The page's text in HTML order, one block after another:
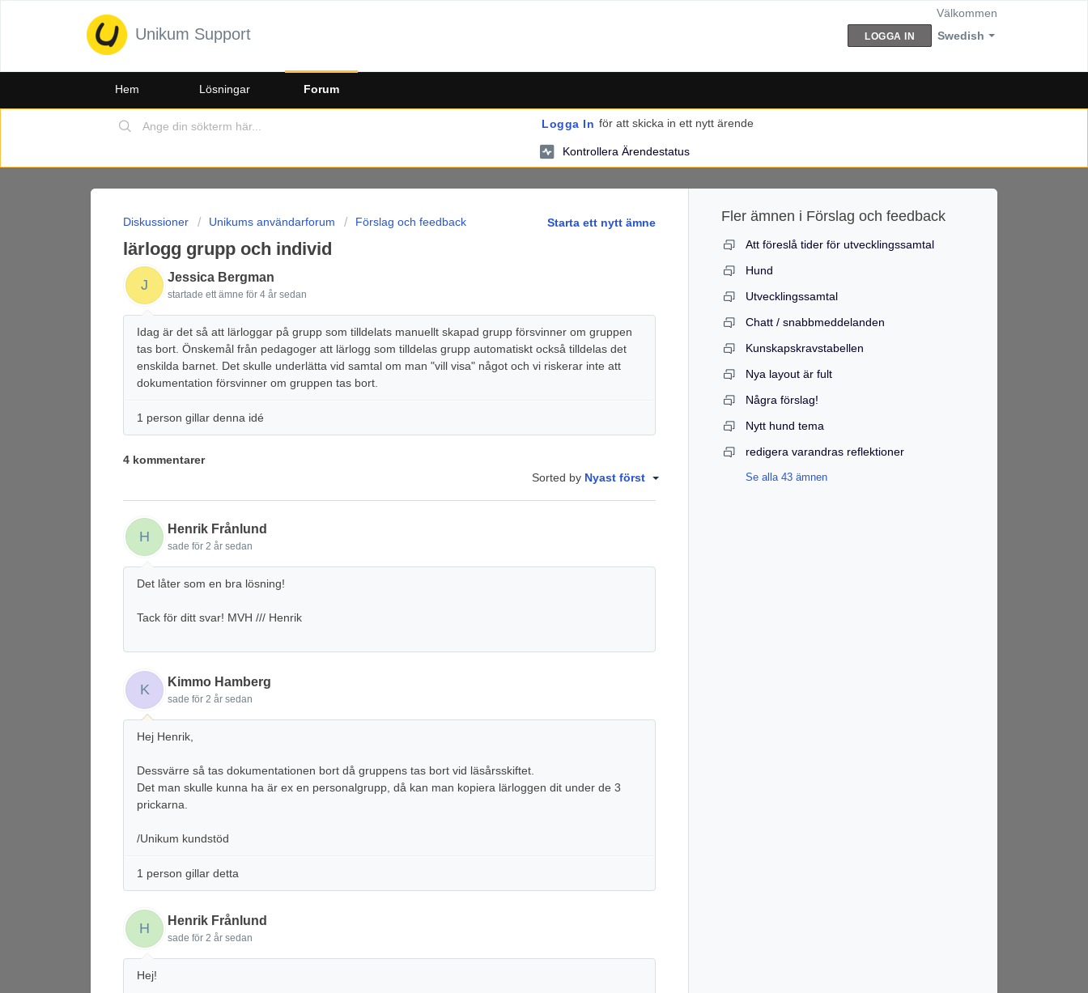
Unikum Support Swedish
Välkommen
LOGGA IN
Hem Lösningar Forum
Logga In för att skicka in ett nytt ärende
Kontrollera Ärendestatus
Starta ett nytt ämne
Diskussioner Unikums användarforum Förslag och feedback
lärlogg grupp och individ
J Jessica Bergman
startade ett ämne för 4 år sedan
Idag är det så att lärloggar på grupp som tilldelats manuellt skapad grupp försvinner om gruppen
tas bort. Önskemål från pedagoger att lärlogg som tilldelas grupp automatiskt också tilldelas det
enskilda barnet. Det skulle underlätta vid samtal om man "vill visa" något och vi riskerar inte att
dokumentation försvinner om gruppen tas bort.
1 person gillar denna idé
4 kommentarer
Sorted by Nyast först
H Henrik Frånlund
sade för 2 år sedan
Det låter som en bra lösning!
Tack för ditt svar! MVH /// Henrik
K Kimmo Hamberg
sade för 2 år sedan
Hej Henrik,
Dessvärre så tas dokumentationen bort då gruppens tas bort vid läsårsskiftet.
Det man skulle kunna ha är ex en personalgrupp, då kan man kopiera lärloggen dit under de 3
prickarna.
/Unikum kundstöd
1 person gillar detta
H Henrik Frånlund
sade för 2 år sedan
Hej!
Fler ämnen i Förslag och feedback
Att föreslå tider för utvecklingssamtal
Hund
Utvecklingssamtal
Chatt / snabbmeddelanden
Kunskapskravstabellen
Nya layout är fult
Några förslag!
Nytt hund tema
redigera varandras reflektioner
Se alla 43 ämnen